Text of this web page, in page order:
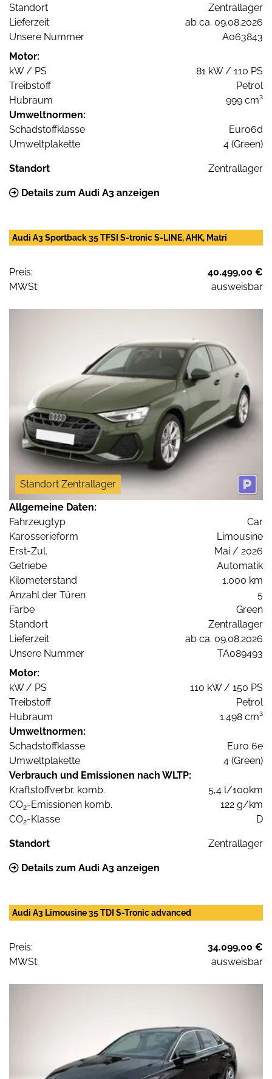
Standort
Zentrallager
Lieferzeit
ab ca. 09.08.2026
Unsere Nummer
A063843
Motor:
kW / PS
81 kW / 110 PS
Treibstoff
Petrol
Hubraum
999 cm³
Umweltnormen:
Schadstoffklasse
Euro6d
Umweltplakette
4 (Green)
Standort Zentrallager
Details zum Audi A3 anzeigen
Audi A3 Sportback 35 TFSI S-tronic S-LINE, AHK, Matri
Preis:
40.499,00 €
MWSt:
ausweisbar
Standort Zentrallager
Allgemeine Daten:
Fahrzeugtyp
Car
Karosserieform
Limousine
Erst-Zul.
Mai / 2026
Getriebe
Automatik
Kilometerstand
1.000 km
Anzahl der Türen
5
Farbe
Green
Standort
Zentrallager
Lieferzeit
ab ca. 09.08.2026
Unsere Nummer
TA089493
Motor:
kW / PS
110 kW / 150 PS
Treibstoff
Petrol
Hubraum
1.498 cm³
Umweltnormen:
Schadstoffklasse
Euro 6e
Umweltplakette
4 (Green)
Verbrauch und Emissionen nach WLTP:
Kraftstoffverbr. komb.
5,4 l/100km
CO2-Emissionen komb.
122 g/km
CO2-Klasse D
Standort Zentrallager
Details zum Audi A3 anzeigen
Audi A3 Limousine 35 TDI S-Tronic advanced
Preis:
34.099,00 €
MWSt:
ausweisbar